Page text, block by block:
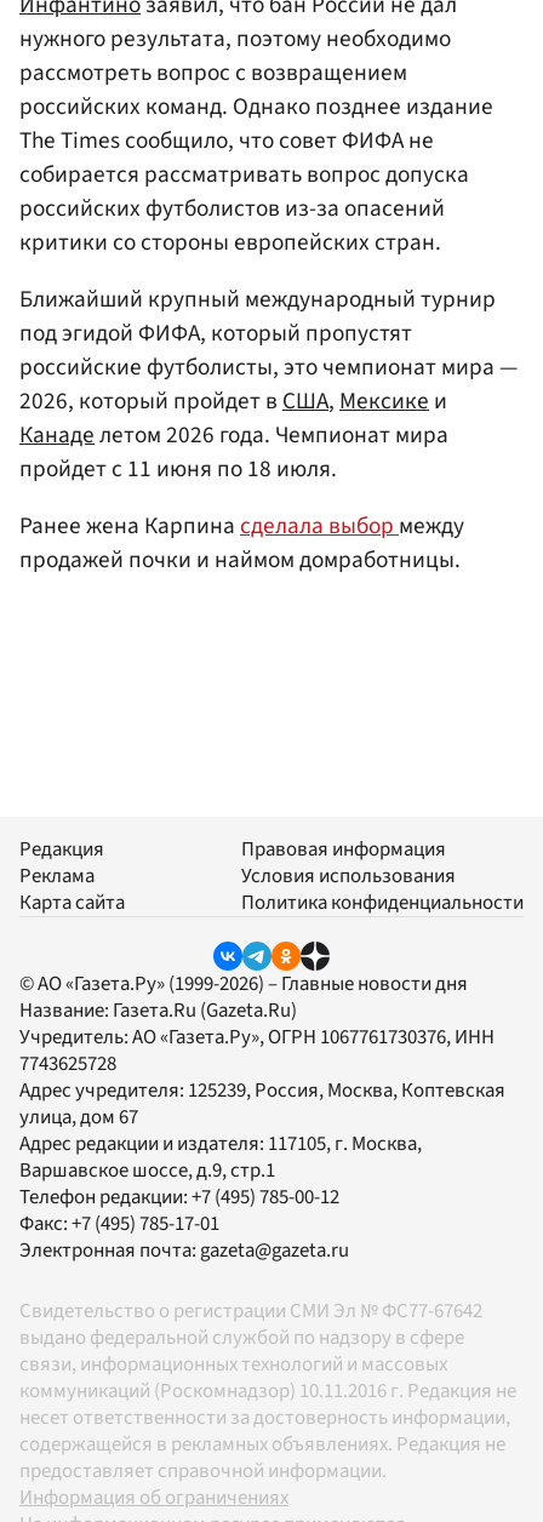
нужного результата, поэтому необходимо
рассмотреть вопрос с возвращением
российских команд. Однако позднее издание
The Times сообщило, что совет ФИФА не
собирается рассматривать вопрос допуска
российских футболистов из-за опасений
критики со стороны европейских стран.
Ближайший крупный международный турнир
под эгидой ФИФА, который пропустят
российские футболисты, это чемпионат мира —
2026, который пройдет вСША,Мексикеи
Канаделетом 2026 года. Чемпионат мира
пройдет с 11 июня по 18 июля.
Ранее жена Карпинасделала выбормежду
продажей почки и наймом домработницы.
Редакция
Реклама
Карта сайта
Правовая информация
Условия использования
Политика конфиденциальности
© АО «Газета.Ру» (1999-2026) – Главные новости дня
Название: Газета.Ru (Gazeta.Ru)
Учредитель:АО «Газета.Ру», ОГРН 1067761730376, ИНН
7743625728
Адрес учредителя: 125239, Россия, Москва, Коптевская
улица, дом 67
Адрес редакции и издателя: 117105, г. Москва,
Варшавское шоссе, д.9, стр.1
Телефон редакции:+7 (495) 785-00-12
Факс:+7 (495) 785-17-01
Электронная почта: gazeta@gazeta.ru
Свидетельство о регистрации СМИ Эл № ФС77-67642
выдано федеральной службой по надзору в сфере
связи, информационных технологий и массовых
коммуникаций (Роскомнадзор) 10.11.2016 г. Редакция не
несет ответственности за достоверность информации,
содержащейся в рекламных объявлениях. Редакция не
предоставляет справочной информации.
Информация об ограничениях